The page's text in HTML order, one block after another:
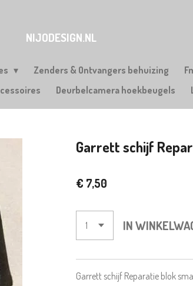
NIJODESIGN.NL
Zenders & Ontvangers behuizing
Deurbelcamera hoekbeugels
Garrett schijf
€ 7,50
IN
Garrett schijf Reparatie blok